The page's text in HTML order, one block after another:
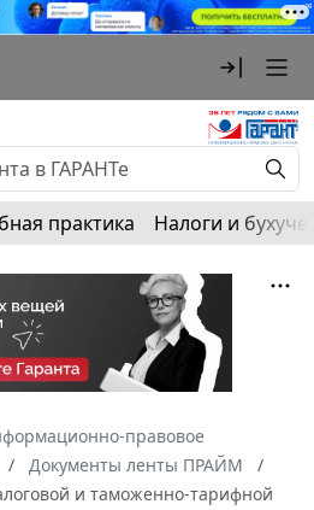
практика Налоги и
правовое
Документы ленты ПРАЙМ
и таможенно-тарифной